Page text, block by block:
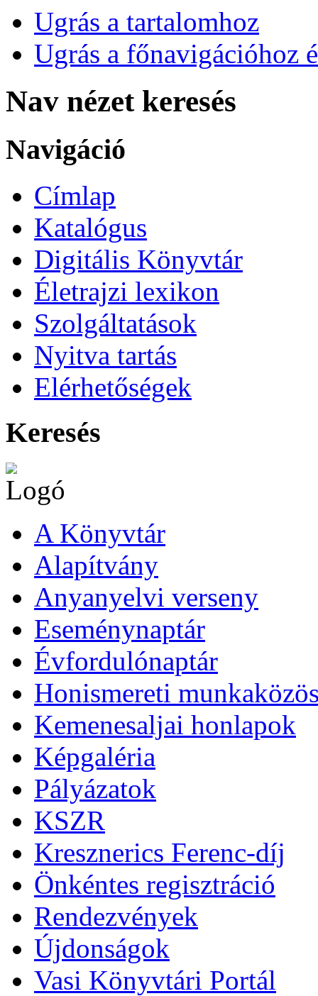
Ugrás a tartalomhoz
Ugrás a főnavigációhoz
Nav nézet keresés
Navigáció
Címlap
Katalógus
Digitális Könyvtár
Életrajzi lexikon
Szolgáltatások
Nyitva tartás
Elérhetőségek
Keresés
A Könyvtár
Alapítvány
Anyanyelvi verseny
Eseménynaptár
Évfordulónaptár
Honismereti
Kemenesaljai honlapok
Képgaléria
Pályázatok
KSZR
Kresznerics Ferenc-díj
Önkéntes regisztráció
Rendezvények
Újdonságok
Vasi Könyvtári Portál